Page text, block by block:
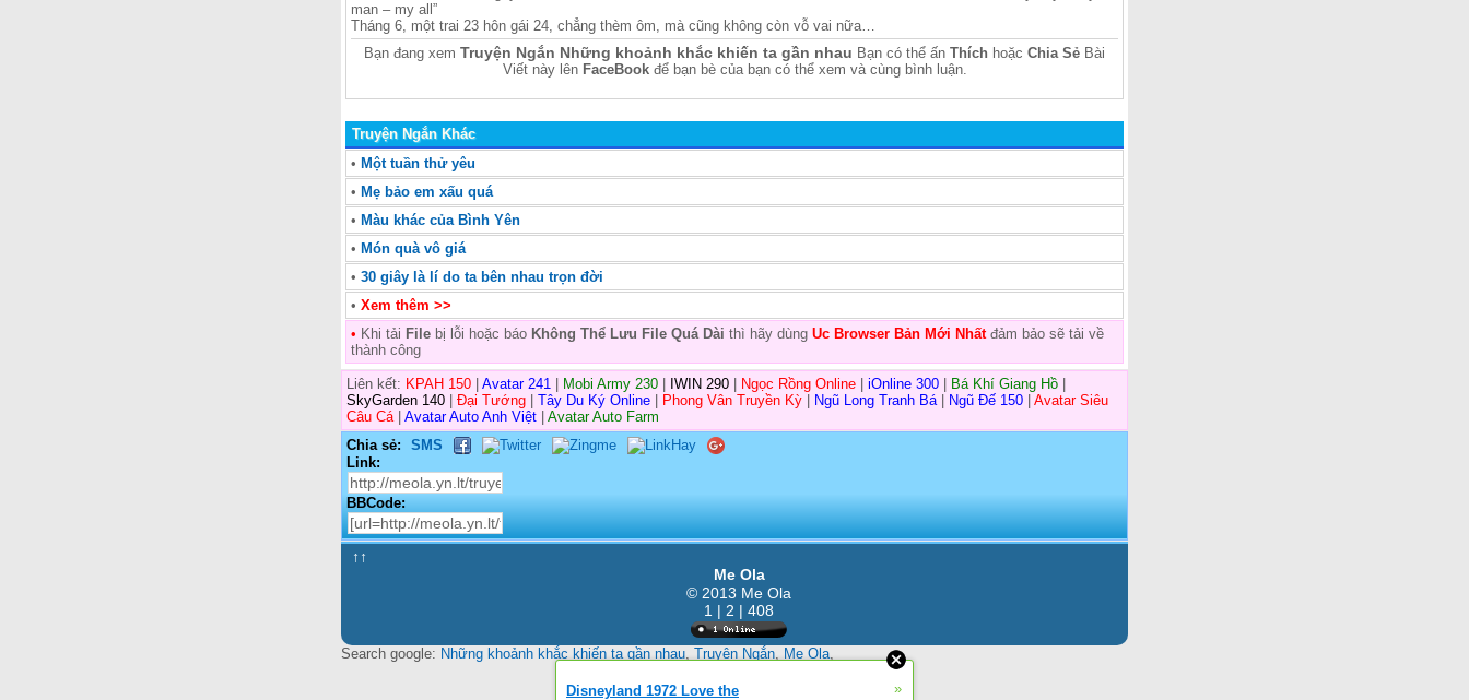
man – my all”
Tháng 6, một trai 23 hôn gái 24, chẳng thèm ôm, mà cũng không còn vỗ vai nữa…
Bạn đang xem Truyện Ngắn Những khoảnh khắc khiến ta gần nhau Bạn có thể ấn Thích hoặc Chia Sẻ Bài
Viết này lên FaceBookđể bạn bè của bạn có thể xem và cùng bình luận.
Truyện Ngắn Khác
• Một tuần thử yêu
• Mẹ bảo em xấu quá
• Màu khác của Bình Yên
• Món quà vô giá
• 30 giây là lí do ta bên nhau trọn đời
• Xem thêm >>
• Khi tải File bị lỗi hoặc báo Không Thể Lưu File Quá Dài thì hãy dùng Uc Browser Bản Mới Nhấtđảm bảo sẽ tải về
thành công
Liên kết: KPAH 150 | Avatar 241 | Mobi Army 230 | IWIN 290 | Ngọc Rồng Online | iOnline 300 | Bá Khí Giang Hồ |
SkyGarden 140 | Đại Tướng | Tây Du Ký Online | Phong Vân Truyền Kỳ | Ngũ Long Tranh Bá | Ngũ Đế 150 | Avatar Siêu
Câu Cá | Avatar Auto Anh Việt | Avatar Auto Farm
Chia sẻ:
SMS
Link:
BBCode:
↑↑
Me Ola
© 2013 Me Ola
1 | 2 | 408
Search google: Những khoảnh khắc khiến ta gần nhau Truyện Ngắn Me Ola
Disneyland 1972 Love the »